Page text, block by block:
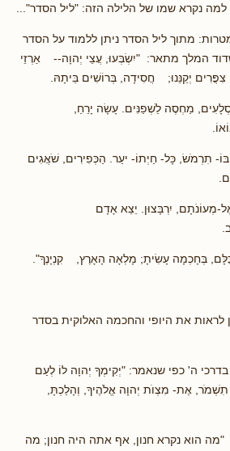
למה נקרא שמו של הלילה הזה: "ליל הסדר"...
מתוך ליל הסדר ניתן ללמוד על הסדר
המלך מתאר: "יִשְׂבְּעוּ, עֲצֵי יְהוָה-- אַרְזֵי
יְקַנֵּנוּ; חֲסִידָה, בְּרוֹשִׁים בֵּיתָהּ.
מַחְסֶה לַשְׁפַנִּים. עָשָׂה יָרֵחַ,
תִרְמֹשׂ, כָּל- חַיְתוֹ- יעַר. הַכְּפִירִים, שֹׁאֲגִים
מְעוֹנֹתָם, יִרְבָּצוּן. יֵצֵא אָדָם
בְּחָכְמָה עָשִׂיתָ; מָלְאָה הָאָרֶץ, קִנְיָנֶךָ".
לראות את היופי והחכמה האלוקית בסדר
ה' כפי שנאמר: "יְקִימְךָ יְהוָה לוֹ לְעַם
אֶת- מִצְוֺת יְהוָה אֱלֹהֶיךָ, וְהָלַכְתָּ,
"מה הוא נקרא חנון, אף אתה היה חנון; מה